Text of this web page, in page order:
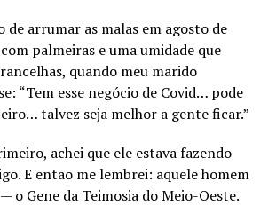
de arrumar as malas em agosto de
palmeiras e uma umidade que
quando meu marido
“Tem esse negócio de Covid… pode
talvez seja melhor a gente ficar.”
achei que ele estava fazendo
E então me lembrei: aquele homem
o Gene da Teimosia do Meio-Oeste.